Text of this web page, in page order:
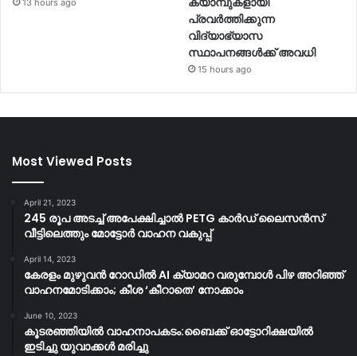
13 hours ago
പ്രവര്‍ത്തിക്കുന്ന
വിദ്യാഭ്യാസ
സ്ഥാപനങ്ങള്‍ക്ക് അവധി
15 hours ago
Most Viewed Posts
April 21, 2023
245 രൂപ അടച്ച് അപേക്ഷിച്ചാൽ PETG കാർഡ് ലൈസൻസ്
വീട്ടിലെത്തും മോട്ടോർ വാഹന വകുപ്പ്
April 14, 2023
കേരളം മുഴുവന്‍ റോഡില്‍ AI ക്യാമറ വരുമ്പോള്‍ പിഴ അറിഞ്ഞ്
വാഹനമോടിക്കാം; കീശ ‘കീറാതെ’ നോക്കാം
June 10, 2023
കൂടരഞ്ഞിയിൽ വാഹനാപകടം:ബൈക്ക് ഓട്ടോറിക്ഷയിൽ
ഇടിച്ചു യുവാക്കൾ മരിച്ചു